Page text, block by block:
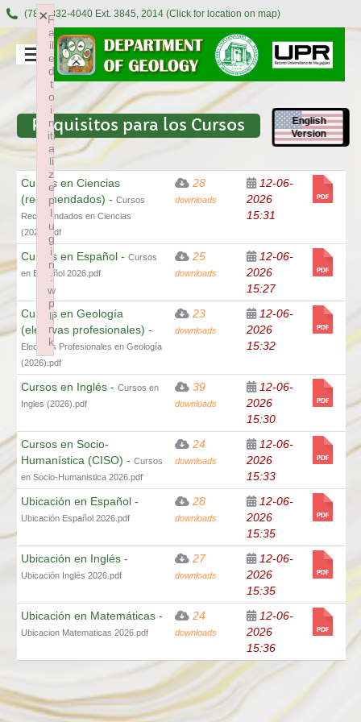
(787) 832-4040 Ext. 3845, 2014 (Click for location on map)
Requisitos para los Cursos
English
Version
Cursos en Ciencias
(recomendados) - Cursos
Recomendados en Ciencias
(2026).pdf
28
downloads
12-06-
2026
15:31
Cursos en Español - Cursos
en Español 2026.pdf
25
downloads
12-06-
2026
15:27
Cursos en Geología
(electivas profesionales) -
Electivas Profesionales en Geología
(2026).pdf
23
downloads
12-06-
2026
15:32
Cursos en Inglés - Cursos en
Ingles (2026).pdf
39
downloads
12-06-
2026
15:30
Cursos en Socio-
Humanística (CISO) - Cursos
en Socio-Humanistica 2026.pdf
24
downloads
12-06-
2026
15:33
Ubicación en Español -
Ubicación Español 2026.pdf
28
downloads
12-06-
2026
15:35
Ubicación en Inglés -
Ubicación Inglés 2026.pdf
27
downloads
12-06-
2026
15:35
Ubicación en Matemáticas -
Ubicacion Matematicas 2026.pdf
24
downloads
12-06-
2026
15:36
F
a
il
e
d
t
o
i
n
iti
a
li
z
e
p
l
u
g
i
n
:
w
p
li
n
k
×
Failed to initialize plugin: wplink